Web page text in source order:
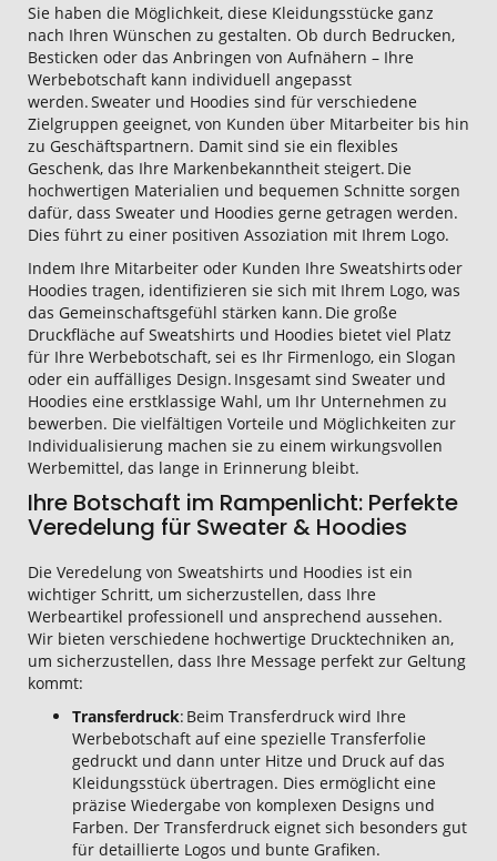
Sie haben die Möglichkeit, diese Kleidungsstücke ganz
nach Ihren Wünschen zu gestalten. Ob durch Bedrucken,
Besticken oder das Anbringen von Aufnähern – Ihre
Werbebotschaft kann individuell angepasst
werden. Sweater und Hoodies sind für verschiedene
Zielgruppen geeignet, von Kunden über Mitarbeiter bis hin
zu Geschäftspartnern. Damit sind sie ein flexibles
Geschenk, das Ihre Markenbekanntheit steigert. Die
hochwertigen Materialien und bequemen Schnitte sorgen
dafür, dass Sweater und Hoodies gerne getragen werden.
Dies führt zu einer positiven Assoziation mit Ihrem Logo.
Indem Ihre Mitarbeiter oder Kunden Ihre Sweatshirts oder
Hoodies tragen, identifizieren sie sich mit Ihrem Logo, was
das Gemeinschaftsgefühl stärken kann. Die große
Druckfläche auf Sweatshirts und Hoodies bietet viel Platz
für Ihre Werbebotschaft, sei es Ihr Firmenlogo, ein Slogan
oder ein auffälliges Design. Insgesamt sind Sweater und
Hoodies eine erstklassige Wahl, um Ihr Unternehmen zu
bewerben. Die vielfältigen Vorteile und Möglichkeiten zur
Individualisierung machen sie zu einem wirkungsvollen
Werbemittel, das lange in Erinnerung bleibt.
Ihre Botschaft im Rampenlicht: Perfekte
Veredelung für Sweater & Hoodies
Die Veredelung von Sweatshirts und Hoodies ist ein
wichtiger Schritt, um sicherzustellen, dass Ihre
Werbeartikel professionell und ansprechend aussehen.
Wir bieten verschiedene hochwertige Drucktechniken an,
um sicherzustellen, dass Ihre Message perfekt zur Geltung
kommt:
Transferdruck: Beim Transferdruck wird Ihre
Werbebotschaft auf eine spezielle Transferfolie
gedruckt und dann unter Hitze und Druck auf das
Kleidungsstück übertragen. Dies ermöglicht eine
präzise Wiedergabe von komplexen Designs und
Farben. Der Transferdruck eignet sich besonders gut
für detaillierte Logos und bunte Grafiken.